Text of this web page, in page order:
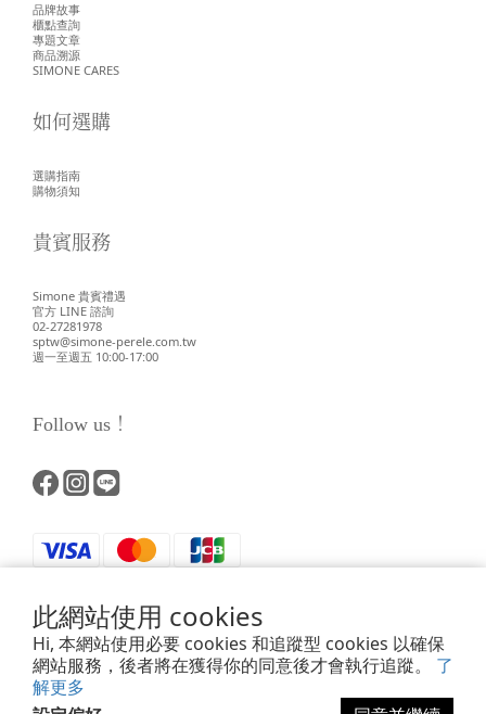
此網站使用 cookies
Hi, 本網站使用必要 cookies 和追蹤型 cookies 以確保
網站服務，後者將在獲得你的同意後才會執行追蹤。 了
解更多
品牌故事
櫃點查詢
專題文章
商品溯源
SIMONE CARES
如何選購
選購指南
購物須知
貴賓服務
Simone 貴賓禮遇
官方 LINE 諮詢
02-27281978
sptw@simone-perele.com.tw
週一至週五 10:00-17:00
Follow us！
Powered by SHOPLINE